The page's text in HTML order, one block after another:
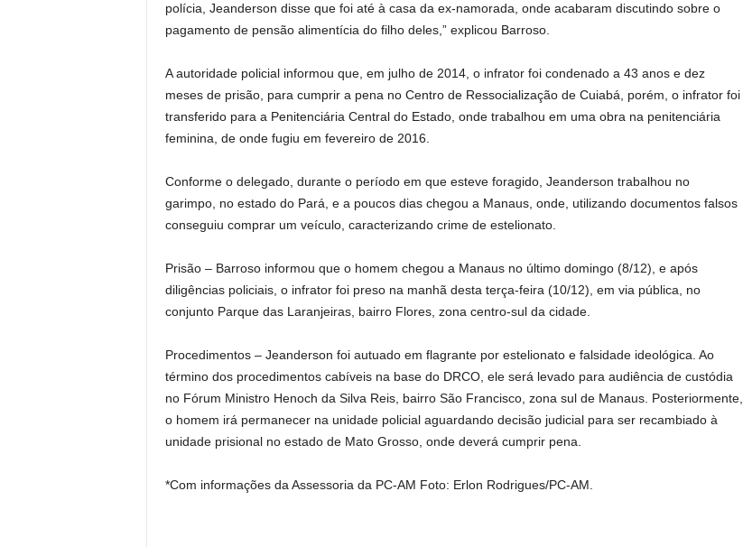
polícia, Jeanderson disse que foi até à casa da ex-namorada, onde acabaram discutindo sobre o
pagamento de pensão alimentícia do filho deles,” explicou Barroso.
A autoridade policial informou que, em julho de 2014, o infrator foi condenado a 43 anos e dez
meses de prisão, para cumprir a pena no Centro de Ressocialização de Cuiabá, porém, o infrator foi
transferido para a Penitenciária Central do Estado, onde trabalhou em uma obra na penitenciária
feminina, de onde fugiu em fevereiro de 2016.
Conforme o delegado, durante o período em que esteve foragido, Jeanderson trabalhou no
garimpo, no estado do Pará, e a poucos dias chegou a Manaus, onde, utilizando documentos falsos
conseguiu comprar um veículo, caracterizando crime de estelionato.
Prisão – Barroso informou que o homem chegou a Manaus no último domingo (8/12), e após
diligências policiais, o infrator foi preso na manhã desta terça-feira (10/12), em via pública, no
conjunto Parque das Laranjeiras, bairro Flores, zona centro-sul da cidade.
Procedimentos – Jeanderson foi autuado em flagrante por estelionato e falsidade ideológica. Ao
término dos procedimentos cabíveis na base do DRCO, ele será levado para audiência de custódia
no Fórum Ministro Henoch da Silva Reis, bairro São Francisco, zona sul de Manaus. Posteriormente,
o homem irá permanecer na unidade policial aguardando decisão judicial para ser recambiado à
unidade prisional no estado de Mato Grosso, onde deverá cumprir pena.
*Com informações da Assessoria da PC-AM Foto: Erlon Rodrigues/PC-AM.